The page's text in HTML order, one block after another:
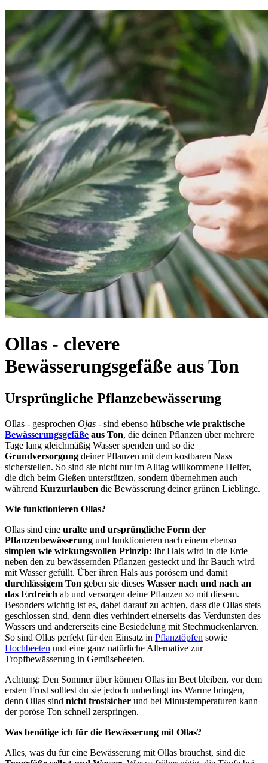
Ollas - clevere
Bewässerungsgefäße aus Ton
Ursprüngliche Pflanzebewässerung
Ollas - gesprochen Ojas - sind ebenso hübsche wie praktische
Bewässerungsgefäße aus Ton, die deinen Pflanzen über mehrere
Tage lang gleichmäßig Wasser spenden und so die
Grundversorgung deiner Pflanzen mit dem kostbaren Nass
sicherstellen. So sind sie nicht nur im Alltag willkommene Helfer,
die dich beim Gießen unterstützen, sondern übernehmen auch
während Kurzurlauben die Bewässerung deiner grünen Lieblinge.
Wie funktionieren Ollas?
Ollas sind eine uralte und ursprüngliche Form der
Pflanzenbewässerung und funktionieren nach einem ebenso
simplen wie wirkungsvollen Prinzip: Ihr Hals wird in die Erde
neben den zu bewässernden Pflanzen gesteckt und ihr Bauch wird
mit Wasser gefüllt. Über ihren Hals aus porösem und damit
durchlässigem Ton geben sie dieses Wasser nach und nach an
das Erdreich ab und versorgen deine Pflanzen so mit diesem.
Besonders wichtig ist es, dabei darauf zu achten, dass die Ollas stets
geschlossen sind, denn dies verhindert einerseits das Verdunsten des
Wassers und andererseits eine Besiedelung mit Stechmückenlarven.
So sind Ollas perfekt für den Einsatz in Pflanztöpfen sowie
Hochbeeten und eine ganz natürliche Alternative zur
Tropfbewässerung in Gemüsebeeten.
Achtung: Den Sommer über können Ollas im Beet bleiben, vor dem
ersten Frost solltest du sie jedoch unbedingt ins Warme bringen,
denn Ollas sind nicht frostsicher und bei Minustemperaturen kann
der poröse Ton schnell zerspringen.
Was benötige ich für die Bewässerung mit Ollas?
Alles, was du für eine Bewässerung mit Ollas brauchst, sind die